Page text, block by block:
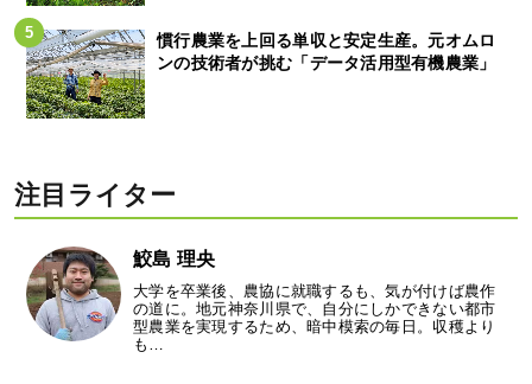
慣行農業を上回る単収と安定生産。元オムロ
ンの技術者が挑む「データ活用型有機農業」
注目ライター
鮫島 理央
大学を卒業後、農協に就職するも、気が付けば農作
の道に。地元神奈川県で、自分にしかできない都市
型農業を実現するため、暗中模索の毎日。収穫より
も…